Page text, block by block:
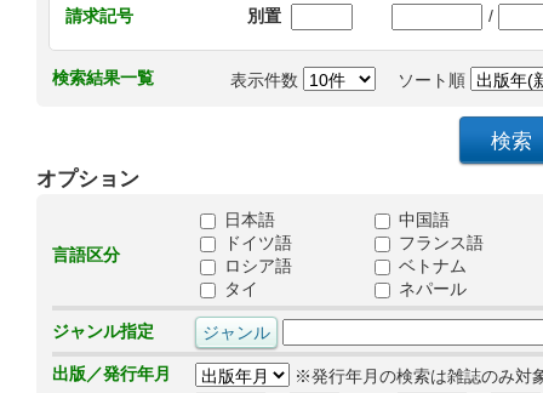
請求記号
別置 /
検索結果一覧 表示件数 ソート順
オプション
言語区分
日本語
中国語
ドイツ語
フランス語
ロシア語
ベトナム
タイ
ネパール
ジャンル指定
出版／発行年月
※発行年月の検索は雑誌のみ対